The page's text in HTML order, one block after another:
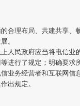
合理布局、共建共享、
。
人民政府应当将电信业
进行了规定；明确要求
业务经营者和互联网信
出规定。